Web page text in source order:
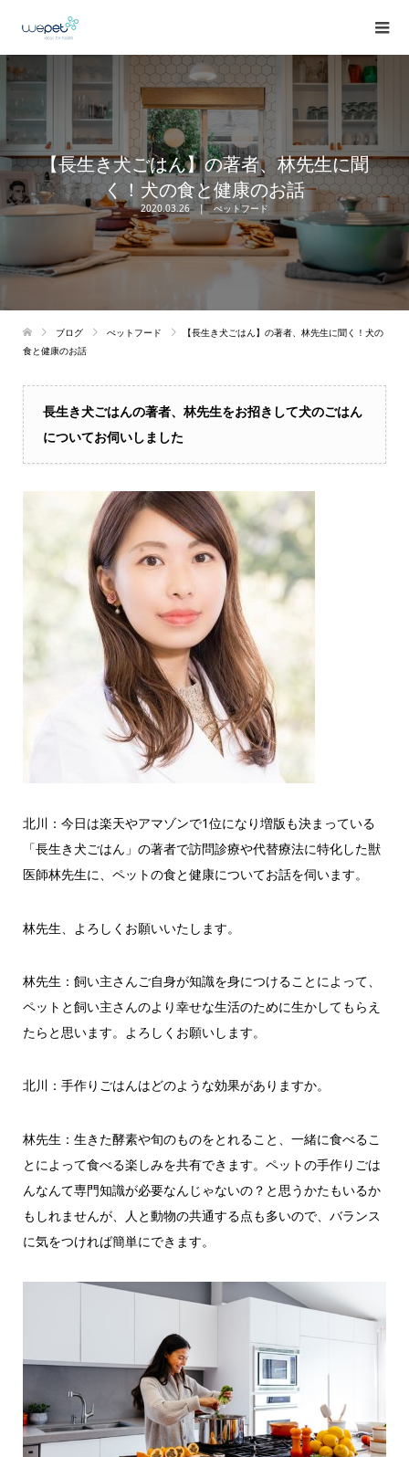
【長生き犬ごはん】の著者、林先生に聞
く！犬の食と健康のお話
2020.03.26 ぺットフード
ブログ ぺットフード
【長生き犬ごはん】の著者、林先生に聞く！犬の
食と健康のお話
長生き犬ごはんの著者、林先生をお招きして犬のごはん
についてお伺いしました
北川：今日は楽天やアマゾンで1位になり増版も決まっている
「長生き犬ごはん」の著者で訪問診療や代替療法に特化した獣
医師林先生に、ペットの食と健康についてお話を伺います。
林先生、よろしくお願いいたします。
林先生：飼い主さんご自身が知識を身につけることによって、
ペットと飼い主さんのより幸せな生活のために生かしてもらえ
たらと思います。よろしくお願いします。
北川：手作りごはんはどのような効果がありますか。
林先生：生きた酵素や旬のものをとれること、一緒に食べるこ
とによって食べる楽しみを共有できます。ペットの手作りごは
んなんて専門知識が必要なんじゃないの？と思うかたもいるか
もしれませんが、人と動物の共通する点も多いので、バランス
に気をつければ簡単にできます。